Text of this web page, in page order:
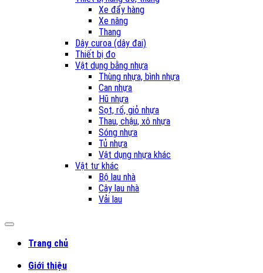
Xe đẩy hàng
Xe nâng
Thang
Dây curoa (dây đai)
Thiết bị đo
Vật dụng bằng nhựa
Thùng nhựa, bình nhựa
Can nhựa
Hũ nhựa
Sọt, rổ, giỏ nhựa
Thau, chậu, xô nhựa
Sóng nhựa
Tủ nhựa
Vật dụng nhựa khác
Vật tư khác
Bộ lau nhà
Cây lau nhà
Vải lau
Trang chủ
Giới thiệu